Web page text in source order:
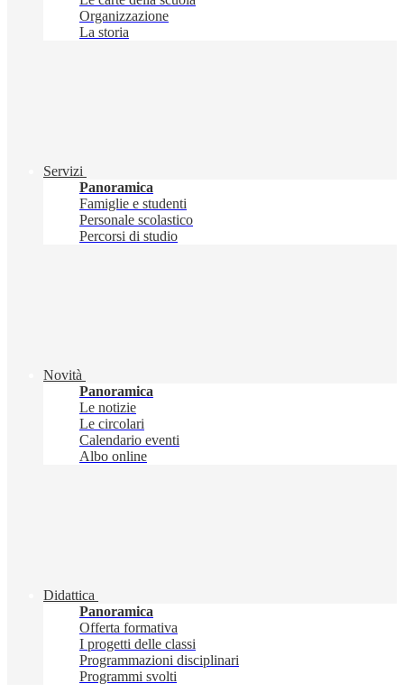
Organizzazione
La storia
Servizi
Panoramica
Famiglie e studenti
Personale scolastico
Percorsi di studio
Novità
Panoramica
Le notizie
Le circolari
Calendario eventi
Albo online
Didattica
Panoramica
Offerta formativa
I progetti delle classi
Programmazioni disciplinari
Programmi svolti